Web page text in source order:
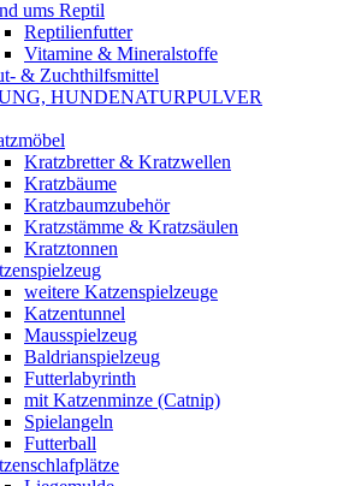
ums Reptil
Reptilienfutter
Vitamine & Mineralstoffe
& Zuchthilfsmittel
HUNDENATURPULVER
Kratzbretter & Kratzwellen
Kratzbäume
Kratzbaumzubehör
Kratzstämme & Kratzsäulen
Kratztonnen
weitere Katzenspielzeuge
Katzentunnel
Mausspielzeug
Baldrianspielzeug
Futterlabyrinth
mit Katzenminze (Catnip)
Spielangeln
Futterball